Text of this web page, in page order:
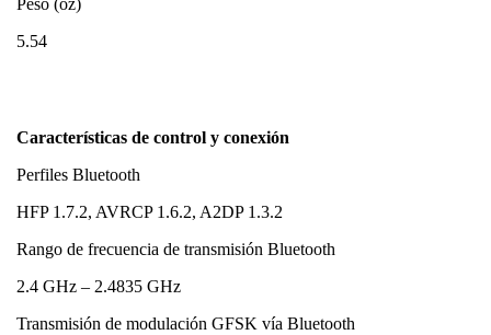
5.54
Características de control y conexión
Perfiles Bluetooth
HFP 1.7.2, AVRCP 1.6.2, A2DP 1.3.2
Rango de frecuencia de transmisión Bluetooth
2.4 GHz – 2.4835 GHz
Transmisión de modulación GFSK vía Bluetooth